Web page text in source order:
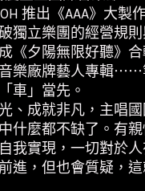
推出《AAA》大製
獨立樂團的經營規則
《夕陽無限好聽》
樂廠牌藝人專輯⋯⋯
車」當先。
、成就非凡，主唱
什麼都不缺了。有
我實現，一切對於
進，但也會質疑，